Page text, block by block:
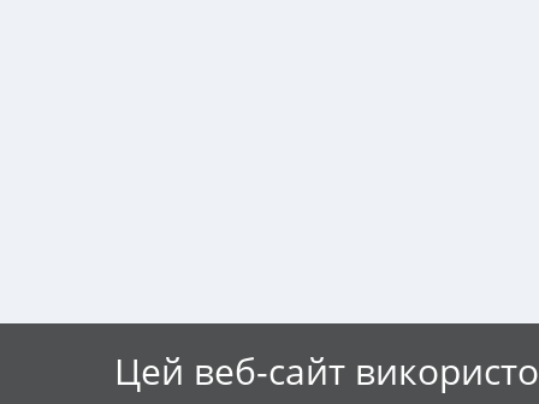
Цей веб-сайт